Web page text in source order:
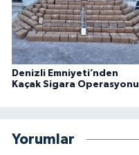
Denizli Emniyeti’nden
Kaçak Sigara Operasyonu
Yorumlar